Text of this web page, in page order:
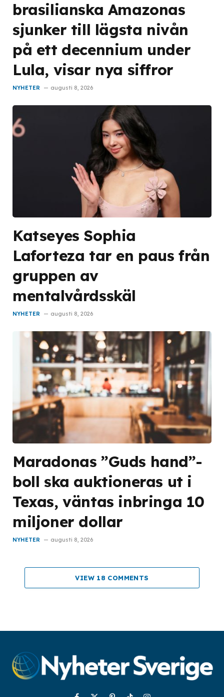
brasilianska Amazonas
sjunker till lägsta nivån
på ett decennium under
Lula, visar nya siffror
NYHETER augusti 8, 2026
Katseyes Sophia
Laforteza tar en paus från
gruppen av
mentalvårdsskäl
NYHETER augusti 8, 2026
Maradonas ”Guds hand”-
boll ska auktioneras ut i
Texas, väntas inbringa 10
miljoner dollar
NYHETER augusti 8, 2026
VIEW 18 COMMENTS